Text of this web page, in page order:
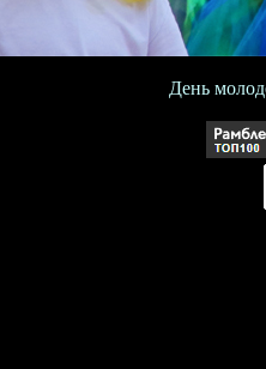
День